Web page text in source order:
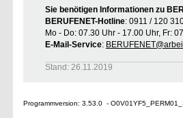
Sie benötigen Informationen zu
BERUFENET-Hotline: 0911 / 120
Mo - Do: 07.30 Uhr - 17.00 Uhr, Fr:
E-Mail-Service:
Stand: 26.11.2019
Programmversion: 3.53.0 -